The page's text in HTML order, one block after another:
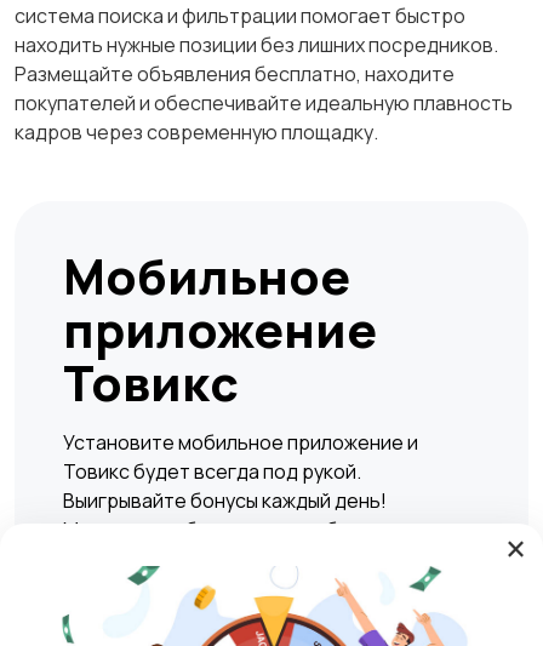
система поиска и фильтрации помогает быстро
находить нужные позиции без лишних посредников.
Размещайте объявления бесплатно, находите
покупателей и обеспечивайте идеальную плавность
кадров через современную площадку.
Мобильное
приложение
Товикс
Установите мобильное приложение и
Товикс будет всегда под рукой.
Выигрывайте бонусы каждый день!
Мгновенно и безопасно подбирать жилье,
сделки по покупке или продаже любых
товаров и услуг в любое удобное время.
×